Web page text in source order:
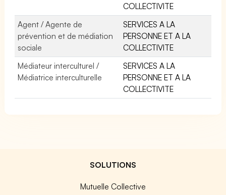
COLLECTIVITE
Agent / Agente de
prévention et de médiation
sociale
SERVICES A LA
PERSONNE ET A LA
COLLECTIVITE
Médiateur interculturel /
Médiatrice interculturelle
SERVICES A LA
PERSONNE ET A LA
COLLECTIVITE
SOLUTIONS
Mutuelle Collective